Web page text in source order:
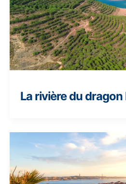
La rivière du dragon